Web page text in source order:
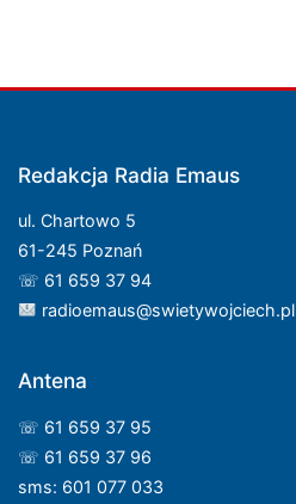
Redakcja Radia Emaus
ul. Chartowo 5
61-245 Poznań
☏ 61 659 37 94
radioemaus@swietywojciech.pl
Antena
☏ 61 659 37 95
☏ 61 659 37 96
sms: 601 077 033